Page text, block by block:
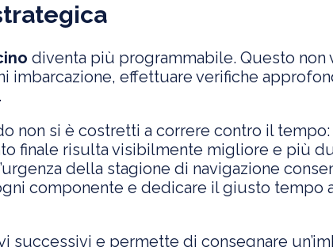
diventa più programmabile. Questo non
effettuare verifiche
non si è costretti a correre contro il
finale risulta visibilmente migliore e più
della stagione di navigazione
componente e dedicare il giusto tempo
e permette di consegnare